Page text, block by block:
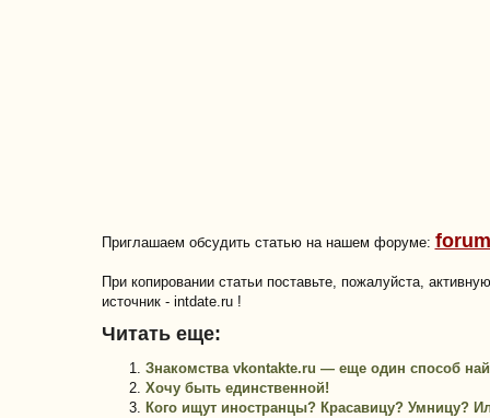
Приглашаем обсудить статью на нашем форуме:
При копировании статьи поставьте, пожалуйста,
источник - intdate.ru !
Читать еще:
Знакомства vkontakte.ru — еще один способ
Хочу быть единственной!
Кого ищут иностранцы? Красавицу? Умницу?